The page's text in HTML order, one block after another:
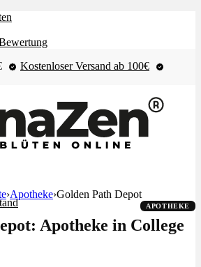
Kostenloser Versand ab 100€
›Apotheke›Golden Path Depot
APOTHEKE
Apotheke in College